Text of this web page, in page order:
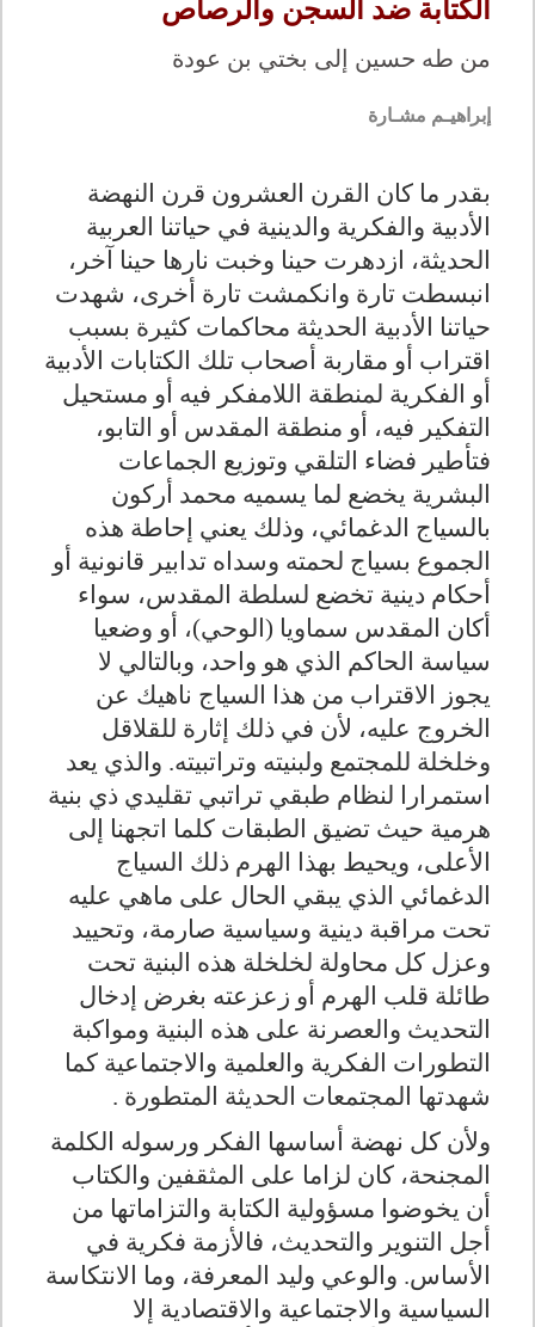
الكتابة ضد السجن والرصاص
من طه حسين إلى بختي بن عودة
إبراهيـم مشـارة
بقدر ما كان القرن العشرون قرن النهضة
الأدبية والفكرية والدينية في حياتنا العربية
الحديثة، ازدهرت حينا وخبت نارها حينا آخر،
انبسطت تارة وانكمشت تارة أخرى، شهدت
حياتنا الأدبية الحديثة محاكمات كثيرة بسبب
اقتراب أو مقاربة أصحاب تلك الكتابات الأدبية
أو الفكرية لمنطقة اللامفكر فيه أو مستحيل
التفكير فيه، أو منطقة المقدس أو التابو،
فتأطير فضاء التلقي وتوزيع الجماعات
البشرية يخضع لما يسميه محمد أركون
بالسياج الدغمائي، وذلك يعني إحاطة هذه
الجموع بسياج لحمته وسداه تدابير قانونية أو
أحكام دينية تخضع لسلطة المقدس، سواء
أكان المقدس سماويا (الوحي)، أو وضعيا
سياسة الحاكم الذي هو واحد، وبالتالي لا
يجوز الاقتراب من هذا السياج ناهيك عن
الخروج عليه، لأن في ذلك إثارة للقلاقل
وخلخلة للمجتمع ولبنيته وتراتبيته. والذي يعد
استمرارا لنظام طبقي تراتبي تقليدي ذي بنية
هرمية حيث تضيق الطبقات كلما اتجهنا إلى
الأعلى، ويحيط بهذا الهرم ذلك السياج
الدغمائي الذي يبقي الحال على ماهي عليه
تحت مراقبة دينية وسياسية صارمة، وتحييد
وعزل كل محاولة لخلخلة هذه البنية تحت
طائلة قلب الهرم أو زعزعته بغرض إدخال
التحديث والعصرنة على هذه البنية ومواكبة
التطورات الفكرية والعلمية والاجتماعية كما
شهدتها المجتمعات الحديثة المتطورة .
ولأن كل نهضة أساسها الفكر ورسوله الكلمة
المجنحة، كان لزاما على المثقفين والكتاب
أن يخوضوا مسؤولية الكتابة والتزاماتها من
أجل التنوير والتحديث، فالأزمة فكرية في
الأساس. والوعي وليد المعرفة، وما الانتكاسة
السياسية والاجتماعية والاقتصادية إلا